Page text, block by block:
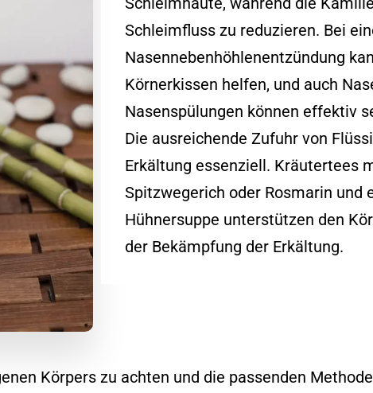
Schleimfluss zu reduzieren. Bei
Nasennebenhöhlenentzündung
Körnerkissen helfen, und auch
Nasenspülungen können effektiv
Die ausreichende Zufuhr von
Erkältung essenziell. Kräutertees
Spitzwegerich oder Rosmarin und
Hühnersuppe unterstützen den
der Bekämpfung der Erkältung.
Körpers zu achten und die passenden